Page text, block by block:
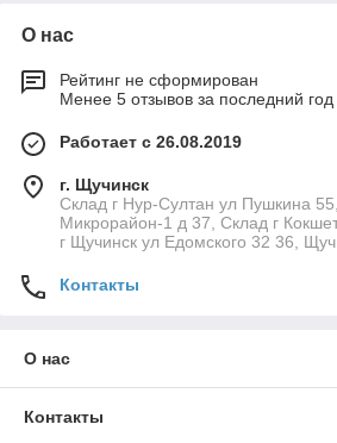
О нас
Рейтинг не сформирован
Менее 5 отзывов за последний год
Работает с 26.08.2019
г. Щучинск
Склад г Нур-Султан ул Пушкина
Микрорайон-1 д 37, Склад г
г Щучинск ул Едомского 32 36,
Контакты
О нас
Контакты